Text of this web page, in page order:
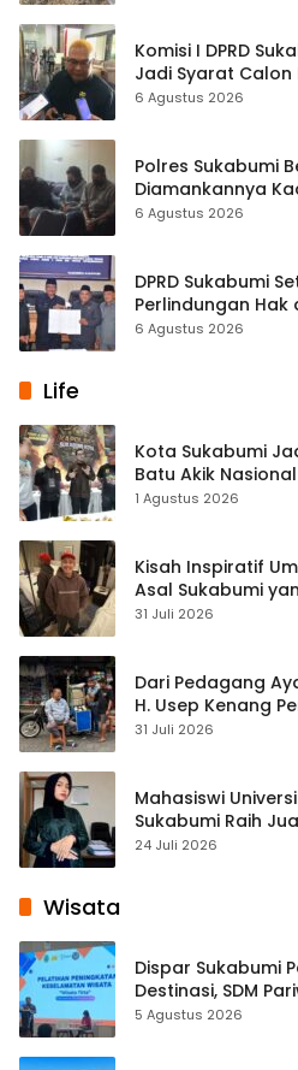
Komisi I DPRD
Jadi Syarat Calon
6 Agustus 2026
Polres Sukabumi
Diamankannya
Kasus Sabu
6 Agustus 2026
DPRD Sukabumi
Perlindungan Hak
Diperkuat
6 Agustus 2026
Life
Kota Sukabumi
Batu Akik Nasional
1 Agustus 2026
Kisah Inspiratif
Asal Sukabumi
Streaming
31 Juli 2026
Dari Pedagang
H. Usep Kenang
Cisaat
31 Juli 2026
Mahasiswi
Sukabumi Raih
Pembelajaran
24 Juli 2026
Wisata
Dispar Sukabumi
Destinasi, SDM
hingga Teknik
5 Agustus 2026